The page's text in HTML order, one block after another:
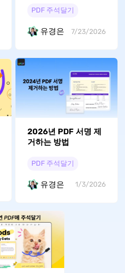
PDF 주석달기
유경은 7/23/2026
2026년 PDF 서명 제
거하는 방법
PDF 주석달기
유경은 1/3/2026